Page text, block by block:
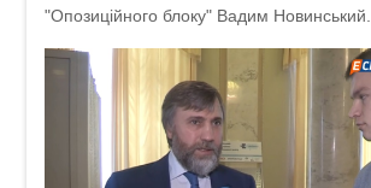
"Опозиційного блоку" Вадим Новинський.